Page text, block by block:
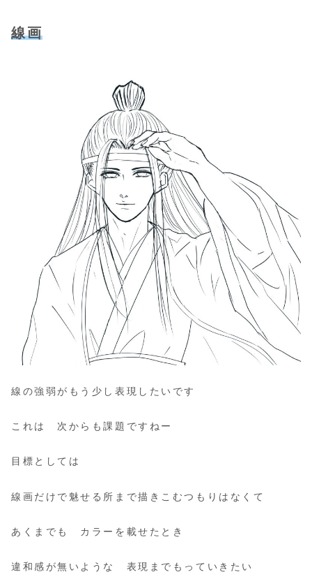
線画
線の強弱がもう少し表現したいです
これは 次からも課題ですねー
目標としては
線画だけで魅せる所まで描きこむつもりはなくて
あくまでも カラーを載せたとき
違和感が無いような 表現までもっていきたい